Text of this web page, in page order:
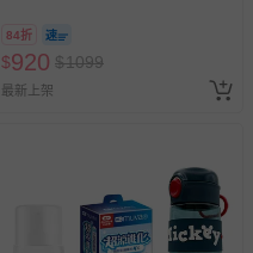
84折
$920 $1099
最新上架